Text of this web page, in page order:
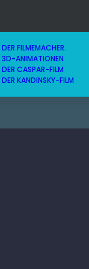
DER FILMEMACHER.
3D-ANIMATIONEN
DER CASPAR-FILM
DER KANDINSKY-FILM